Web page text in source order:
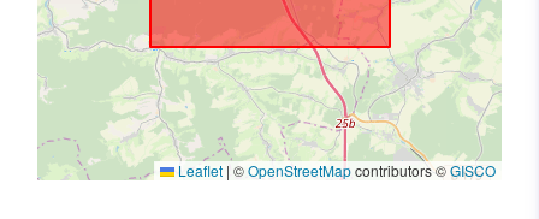
Leaflet | ©OpenStreetMapcontributors ©GISCO